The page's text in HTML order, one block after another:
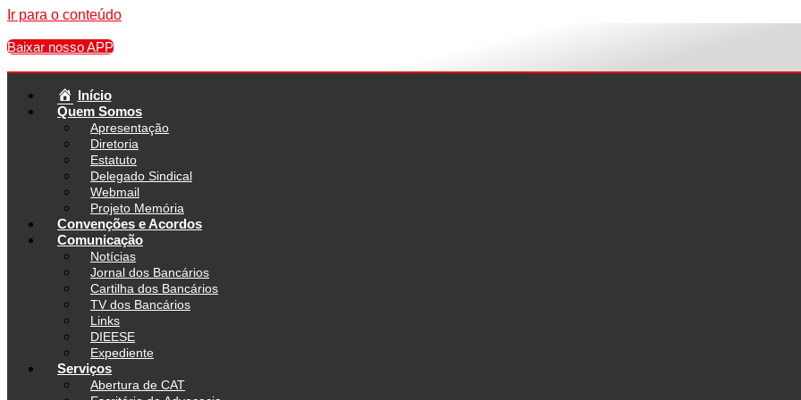
Ir para o conteúdo
Baixar nosso APP
Início
Quem Somos
Apresentação
Diretoria
Estatuto
Delegado Sindical
Webmail
Projeto Memória
Convenções e Acordos
Comunicação
Notícias
Jornal dos Bancários
Cartilha dos Bancários
TV dos Bancários
Links
DIEESE
Expediente
Serviços
Abertura de CAT